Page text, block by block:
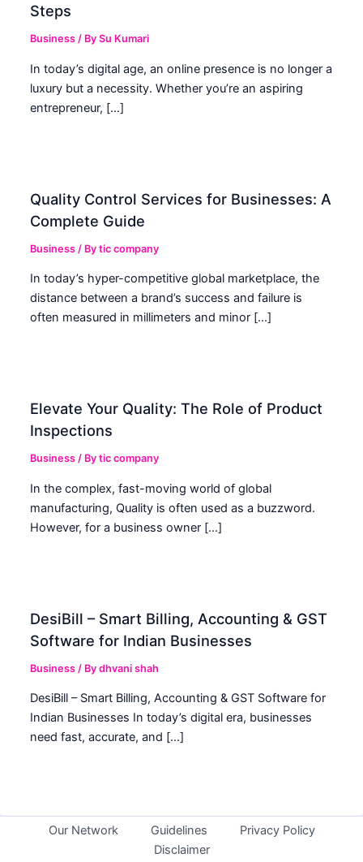
Steps
Business / BySu Kumari
In today’s digital age, an online presence is no longer a
luxury but a necessity. Whether you’re an aspiring
entrepreneur, […]
Quality Control Services for Businesses: A
Complete Guide
Business / Bytic company
In today’s hyper-competitive global marketplace, the
distance between a brand’s success and failure is
often measured in millimeters and minor […]
Elevate Your Quality: The Role of Product
Inspections
Business / Bytic company
In the complex, fast-moving world of global
manufacturing, Quality is often used as a buzzword.
However, for a business owner […]
DesiBill – Smart Billing, Accounting & GST
Software for Indian Businesses
Business / Bydhvani shah
DesiBill – Smart Billing, Accounting & GST Software for
Indian Businesses In today’s digital era, businesses
need fast, accurate, and […]
Our Network Guidelines
Privacy Policy
Disclaimer